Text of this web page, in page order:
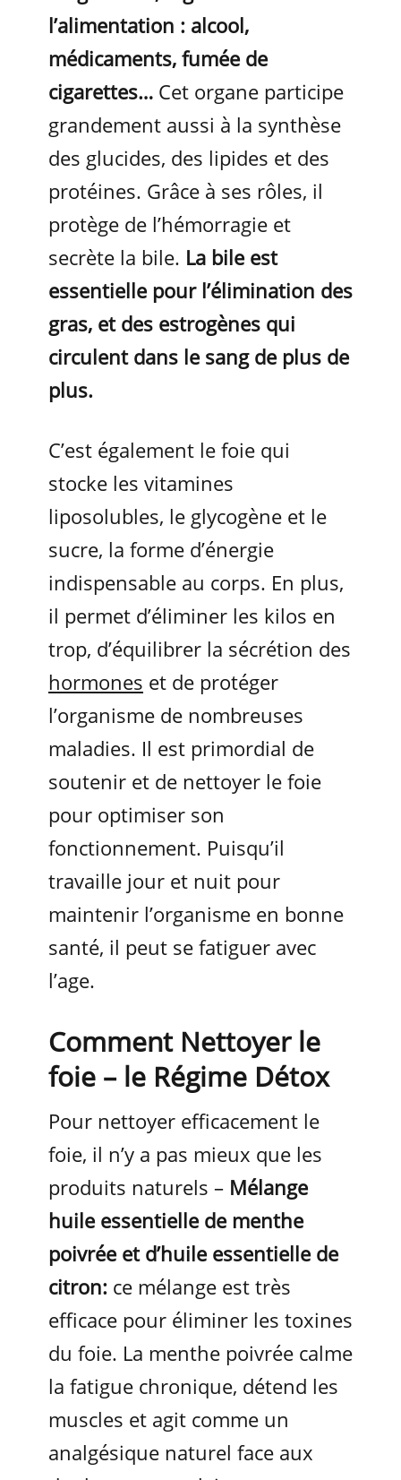
l’alimentation : alcool,
médicaments, fumée de
cigarettes… Cet organe participe
grandement aussi à la synthèse
des glucides, des lipides et des
protéines. Grâce à ses rôles, il
protège de l’hémorragie et
secrète la bile. La bile est
essentielle pour l’élimination des
gras, et des estrogènes qui
circulent dans le sang de plus de
plus.
C’est également le foie qui
stocke les vitamines
liposolubles, le glycogène et le
sucre, la forme d’énergie
indispensable au corps. En plus,
il permet d’éliminer les kilos en
trop, d’équilibrer la sécrétion des
hormones et de protéger
l’organisme de nombreuses
maladies. Il est primordial de
soutenir et de nettoyer le foie
pour optimiser son
fonctionnement. Puisqu’il
travaille jour et nuit pour
maintenir l’organisme en bonne
santé, il peut se fatiguer avec
l’age.
Comment Nettoyer le
foie – le Régime Détox
Pour nettoyer efficacement le
foie, il n’y a pas mieux que les
produits naturels – Mélange
huile essentielle de menthe
poivrée et d’huile essentielle de
citron: ce mélange est très
efficace pour éliminer les toxines
du foie. La menthe poivrée calme
la fatigue chronique, détend les
muscles et agit comme un
analgésique naturel face aux